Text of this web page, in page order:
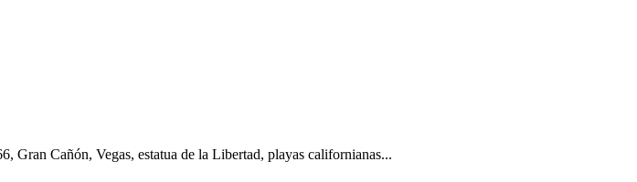
Gran Cañón, Vegas, estatua de la Libertad, playas californianas...